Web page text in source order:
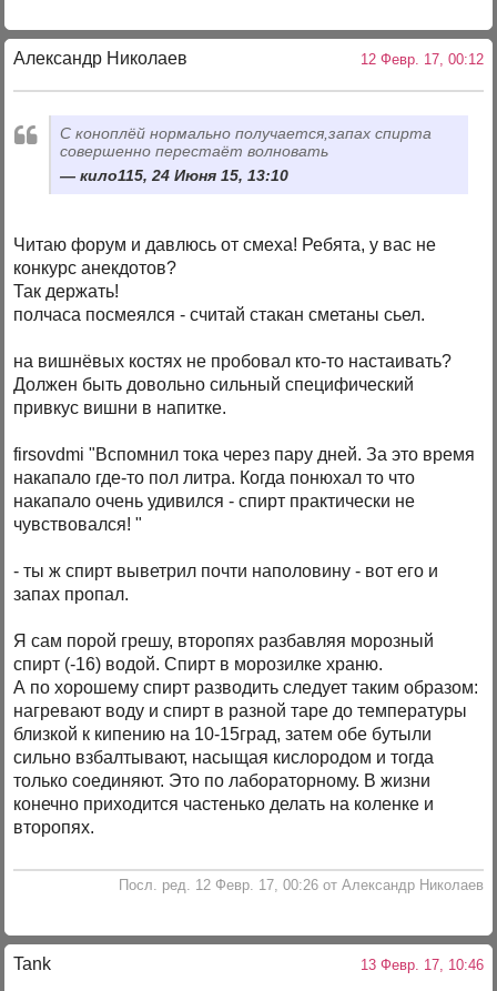
Александр Николаев 12 Февр. 17, 00:12
С коноплёй нормально получается,запах спирта
совершенно перестаёт волновать
кило115, 24 Июня 15, 13:10
Читаю форум и давлюсь от смеха! Ребята, у вас не
конкурс анекдотов?
Так держать!
полчаса посмеялся - считай стакан сметаны сьел.
на вишнёвых костях не пробовал кто-то настаивать?
Должен быть довольно сильный специфический
привкус вишни в напитке.
firsovdmi "Вспомнил тока через пару дней. За это время
накапало где-то пол литра. Когда понюхал то что
накапало очень удивился - спирт практически не
чувствовался! "
- ты ж спирт выветрил почти наполовину - вот его и
запах пропал.
Я сам порой грешу, второпях разбавляя морозный
спирт (-16) водой. Спирт в морозилке храню.
А по хорошему спирт разводить следует таким образом:
нагревают воду и спирт в разной таре до температуры
близкой к кипению на 10-15град, затем обе бутыли
сильно взбалтывают, насыщая кислородом и тогда
только соединяют. Это по лабораторному. В жизни
конечно приходится частенько делать на коленке и
второпях.
Посл. ред. 12 Февр. 17, 00:26 от Александр Николаев
Tank 13 Февр. 17, 10:46